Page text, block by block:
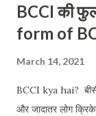
BCCI की
form of
March 14, 2021
BCCI kya hai?
और जादातर लोग